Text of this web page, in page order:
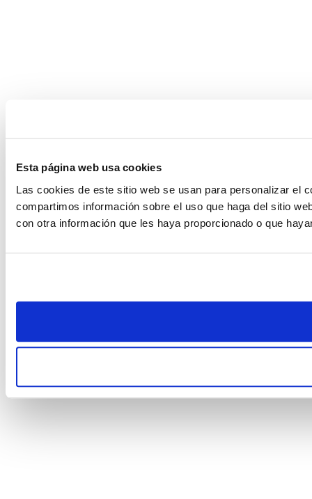
Esta página web usa cookies
Las cookies de este sitio web se usan para personalizar el
compartimos información sobre el uso que haga del sitio
con otra información que les haya proporcionado o que